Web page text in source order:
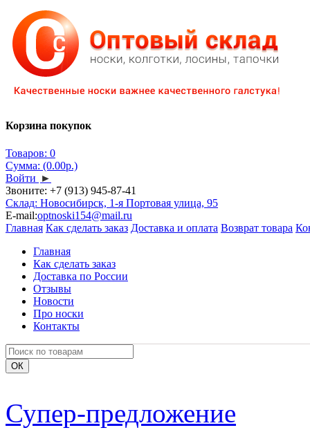
Корзина покупок
Товаров: 0
Сумма: (0.00р.)
Войти ►
Звоните: +7 (913) 945-87-41
Склад: Новосибирск, 1-я Портовая улица, 95
E-mail:optnoski154@mail.ru
Главная Как сделать заказ Доставка и оплата Возврат товара
Главная
Как сделать заказ
Доставка по России
Отзывы
Новости
Про носки
Контакты
Супер-предложение